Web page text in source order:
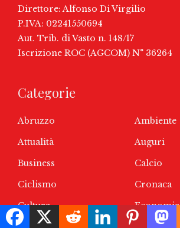
Direttore: Alfonso Di Virgilio
P.IVA: 02241550694
Aut. Trib. di Vasto n. 148/17
Iscrizione ROC (AGCOM) N° 36264
Categorie
Abruzzo
Ambiente
Attualità
Auguri
Business
Calcio
Ciclismo
Cronaca
Cultura
Economia